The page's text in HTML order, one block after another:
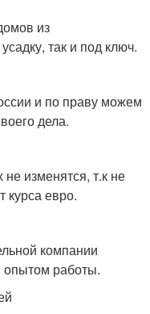
из
так и под ключ.
и по праву можем
дела.
не изменятся, т.к не
курса евро.
компании
опытом работы.